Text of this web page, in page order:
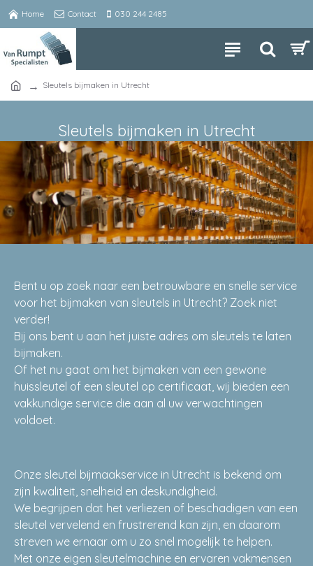
Home Contact 030 244 2485
Sleutels bijmaken in Utrecht
Sleutels bijmaken in Utrecht
Bent u op zoek naar een betrouwbare en snelle service
voor het bijmaken van sleutels in Utrecht? Zoek niet
verder!
Bij ons bent u aan het juiste adres om sleutels te laten
bijmaken.
Of het nu gaat om het bijmaken van een gewone
huissleutel of een sleutel op certificaat, wij bieden een
vakkundige service die aan al uw verwachtingen
voldoet.
Onze sleutel bijmaakservice in Utrecht is bekend om
zijn kwaliteit, snelheid en deskundigheid.
We begrijpen dat het verliezen of beschadigen van een
sleutel vervelend en frustrerend kan zijn, en daarom
streven we ernaar om u zo snel mogelijk te helpen.
Met onze eigen sleutelmachine en ervaren vakmensen